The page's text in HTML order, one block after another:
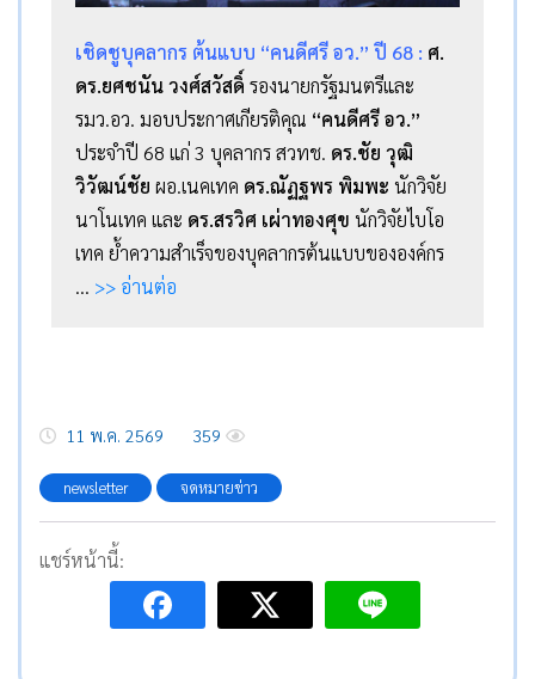
เชิดชูบุคลากร ต้นแบบ “คนดีศรี อว.” ปี 68 : ศ.
ดร.ยศชนัน วงศ์สวัสดิ์ รองนายกรัฐมนตรีและ
รมว.อว. มอบประกาศเกียรติคุณ “คนดีศรี อว.”
ประจำปี 68 แก่ 3 บุคลากร สวทช. ดร.ชัย วุฒิ
วิวัฒน์ชัย ผอ.เนคเทค ดร.ณัฏฐพร พิมพะ นักวิจัย
นาโนเทค และ ดร.สรวิศ เผ่าทองศุข นักวิจัยไบโอ
เทค ย้ำความสำเร็จของบุคลากรต้นแบบขององค์กร
… >> อ่านต่อ
11 พ.ค. 2569 359
newsletter จดหมายข่าว
แชร์หน้านี้: